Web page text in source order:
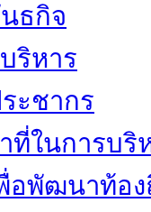
ธกิจ
ริหาร
ะชากร
ที่ในการบริ
พื่อพัฒนาท้อ